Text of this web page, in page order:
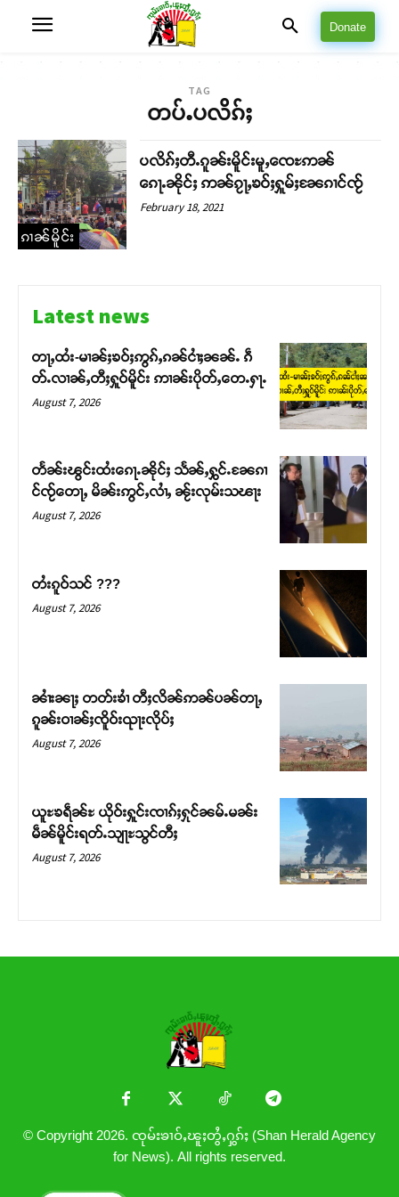
တႃႇႁႂ်ႈသဵင်ၵၢင်ၸႂ်ၵူၼ်းမိူင်း ၵူႈတီႈၵူႈလႅၼ်ပေႃးတေၸွ
တ်ႇ တူဝ်ႈလုမ်ႈၾႃႉၼၼ်ႉ ၶဝ်ႈႁူမ်ႈၵမ်ႉထႅမ် ၸုမ်းၶၢ
ဝ်ႇၽူႈတွႆႇႁွၵ်ႈ လႆႈယူႇၶႃႈဢေႃႈ။
Donate
TAG
တပ်ႉပလိၵ်ႈ
ၵၢၼ်မိူင်း
ပလိၵ်ႈတီႉၵူၼ်းမိူင်းမူႇၸေႊဢၼ်
ၵေႃႉၼိုင်ႈ ဢၼ်ၵႂႃႇၶဝ်ႈႁူမ်ႈၼႄၵၢင်ၸႂ်
February 18, 2021
Latest news
တႃႇထႆး-မၢၼ်ႈၶဝ်ႈဢွၵ်ႇၵၼ်ငၢႆႈၼၼ်ႉ ၵဵ
တ်ႉလၢၼ်ႇတီႈႁူဝ်မိူင်း ဢၢၼ်းပိုတ်ႇတေႉႁႃႉ
August 7, 2026
တႅၼ်းၽွင်းထႆးၵေႃႉၼိုင်ႈ သႅၼ်ႇႁွင်ႉၼႄၵၢ
င်ၸႂ်တေႃႇ မိၼ်းဢွင်ႇလၢႆႇ ၼႂ်းလုမ်းသၽႃး
August 7, 2026
တႆးၵူဝ်သင် ???
August 7, 2026
ၼၢႆးၼႃႈ တတ်းၶၢႆ တီႈလိၼ်ဢၼ်ပၼ်တႃႇ
ၵူၼ်းဝၢၼ်ႈၸိူဝ်းၺႃးလိုပ်ႈ
August 7, 2026
ယူႊၶရဵၼ်ႊ ယိုဝ်းႁူင်းၸၢၵ်ႈႁုင်ၼမ်ႉမၼ်း
မဵၼ်မိူင်းရတ်ႉသျႃႊသွင်တီႈ
August 7, 2026
© Copyright 2026. ၸုမ်းၶၢဝ်ႇၽူႈတွႆႇႁွၵ်ႈ (Shan Herald Agency
for News). All rights reserved.